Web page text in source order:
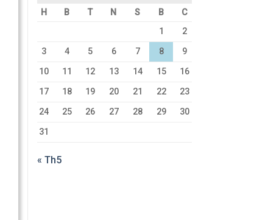
H B T N S B
C
1
2
3
4 5 6 7 8
9
10
11 12 13 14 15
16
17
18 19 20 21 22
23
24
25 26 27 28 29
30
31
« Th5